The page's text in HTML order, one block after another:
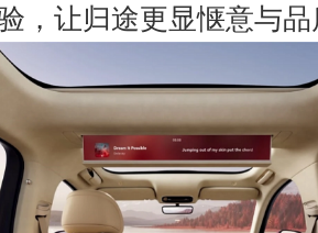
，让归途更显惬意与品